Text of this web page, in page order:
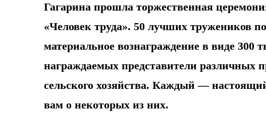
Гагарина прошла торжественная
«Человек труда». 50 лучших тружеников
материальное вознаграждение в виде 300
награждаемых представители различных
сельского хозяйства. Каждый —
вам о некоторых из них.